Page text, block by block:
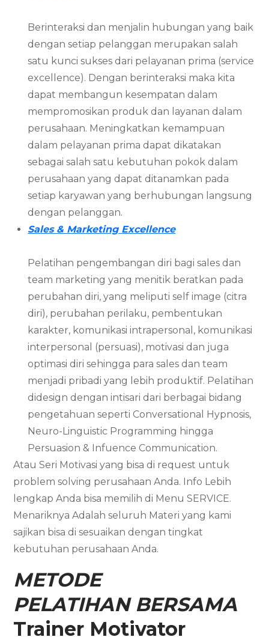
Berinteraksi dan menjalin hubungan yang baik
dengan setiap pelanggan merupakan salah
satu kunci sukses dari pelayanan prima (service
excellence). Dengan berinteraksi maka kita
dapat membangun kesempatan dalam
mempromosikan produk dan layanan dalam
perusahaan. Meningkatkan kemampuan
dalam pelayanan prima dapat dikatakan
sebagai salah satu kebutuhan pokok dalam
perusahaan yang dapat ditanamkan pada
setiap karyawan yang berhubungan langsung
dengan pelanggan.
Sales & Marketing Excellence
Pelatihan pengembangan diri bagi sales dan
team marketing yang menitik beratkan pada
perubahan diri, yang meliputi self image (citra
diri), perubahan perilaku, pembentukan
karakter, komunikasi intrapersonal, komunikasi
interpersonal (persuasi), motivasi dan juga
optimasi diri sehingga para sales dan team
menjadi pribadi yang lebih produktif. Pelatihan
didesign dengan intisari dari berbagai bidang
pengetahuan seperti Conversational Hypnosis,
Neuro-Linguistic Programming hingga
Persuasion & Infuence Communication.
Atau Seri Motivasi yang bisa di request untuk
problem solving perusahaan Anda. Info Lebih
lengkap Anda bisa memilih di Menu SERVICE.
Menariknya Adalah seluruh Materi yang kami
sajikan bisa di sesuaikan dengan tingkat
kebutuhan perusahaan Anda.
METODE
PELATIHAN BERSAMA
Trainer Motivator